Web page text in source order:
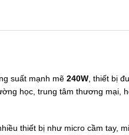
suất mạnh mẽ 240W , thiết bị
học, trung tâm thương mại,
thiết bị như micro cầm tay,